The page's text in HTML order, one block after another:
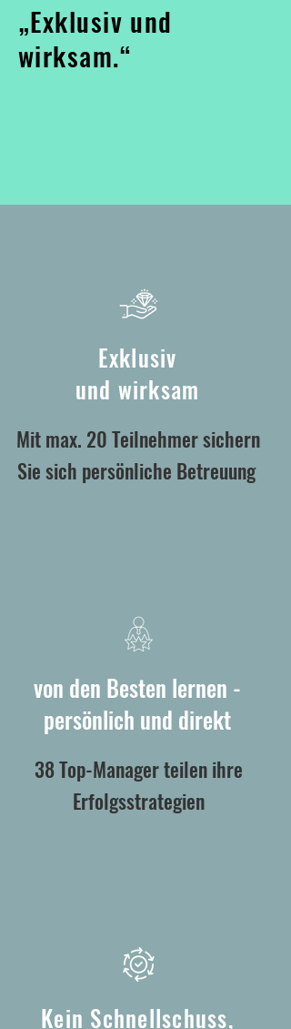
„Exklusiv und
wirksam.“
Exklusiv
und wirksam
Mit max. 20 Teilnehmer sichern
Sie sich persönliche Betreuung
von den Besten lernen -
persönlich und direkt
38 Top-Manager teilen ihre
Erfolgsstrategien
Kein Schnellschuss,